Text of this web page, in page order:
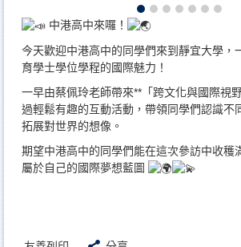
中港高中來囉！
今天歡迎中港高中的同學們來到靜宜大學，
育學士學位學程的國際魅力！
一早由蔡佩玲老師帶來**「跨文化與國際視
過輕鬆有趣的互動活動，帶領同學們認識不
拓展對世界的想像。
期望中港高中的同學們能在這次參訪中收穫
屬於自己的國際夢想藍圖